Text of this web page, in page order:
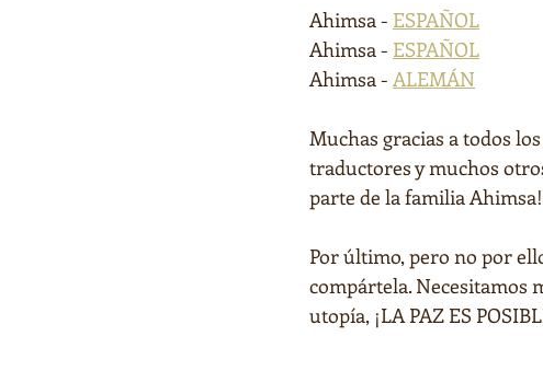
Ahimsa - ESPAÑOL
Ahimsa - ESPAÑOL
Ahimsa - ALEMÁN
Muchas gracias a todos
traductores y muchos
parte de la familia Ahimsa!
Por último, pero no por
compártela. Necesitamos
utopía, ¡LA PAZ ES